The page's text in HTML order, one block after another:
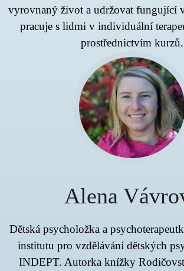
vyrovnaný život a udržovat fungující
pracuje s lidmi v individuální
prostřednictvím kurzů.
Alena
Dětská psycholožka a
institutu pro vzdělávání dětských
INDEPT. Autorka knížky